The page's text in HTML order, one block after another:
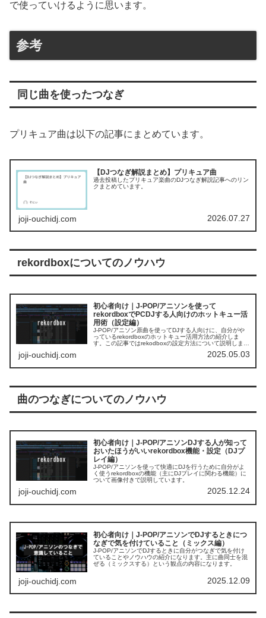
で使っていけるように思います。
参考
同じ曲を使ったつなぎ
プリキュア曲は以下の記事にまとめています。
【DJつなぎ解説まとめ】プリキュア曲
過去投稿したプリキュア楽曲のDJつなぎ解説記事へのリン
クまとめています。
joji-ouchidj.com 2026.07.27
rekordboxについてのノウハウ
初心者向け｜J-POP/アニソンを使って
rekordboxでPCDJする人向けのホットキュー活
用術（設定編）
J-POP/アニソン原曲を使ってDJする人向けに、自分がや
っているrekordboxのホットキュー活用方法の紹介しま
す。この記事ではrekodboxの設定方法について説明しま
joji-ouchidj.com 2025.05.03
曲のつなぎについてのノウハウ
初心者向け｜J-POP/アニソンDJする人が知って
おいたほうがいいrekordbox機能・設定（DJプ
レイ編）
J-POP/アニソンを使って快適にDJを行うために自分がよ
く使うrekordboxの機能（主にDJプレイに関わる機能）に
ついて画像付きで説明しています。
joji-ouchidj.com 2025.12.24
初心者向け｜J-POP/アニソンでDJするときにつ
なぎで気を付けていること（ミックス編）
J-POP/アニソンでDJするときに自分がつなぎで気を付け
ていることやノウハウの紹介になります。主に曲同士を混
ぜる（ミックスする）という観点の内容になります。
joji-ouchidj.com 2025.12.09